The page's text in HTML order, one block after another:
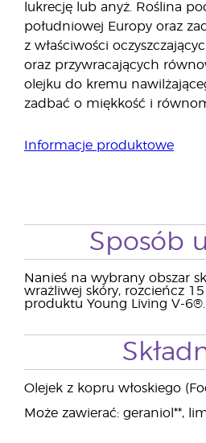
lukrecję lub anyż. Roślina
południowej Europy oraz
z właściwości
oraz przywracających
olejku do kremu
zadbać o miękkość i
Informacje produktowe
Sposób
Nanieś na wybrany obszar
wrażliwej skóry, rozcieńcz
produktu Young Living V-6®.
Olejek z kopru włoskiego
Może zawierać: geraniol**,